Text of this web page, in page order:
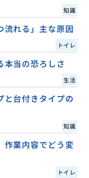
知識
流れる」主な原因
トイレ
本当の恐ろしさ
生活
と台付きタイプの
知識
作業内容でどう変
トイレ